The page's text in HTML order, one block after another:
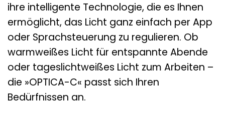
ihre intelligente Technologie, die es Ihnen
ermöglicht, das Licht ganz einfach per App
oder Sprachsteuerung zu regulieren. Ob
warmweißes Licht für entspannte Abende
oder tageslichtweißes Licht zum Arbeiten –
die »OPTICA-C« passt sich Ihren
Bedürfnissen an.